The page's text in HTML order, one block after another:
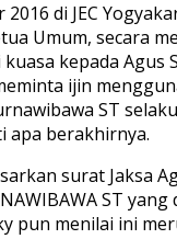
di JEC
Umum, secara
kepada
ijin
ST
apa berakhirnya.
surat Jaksa
ST
pun menilai ini